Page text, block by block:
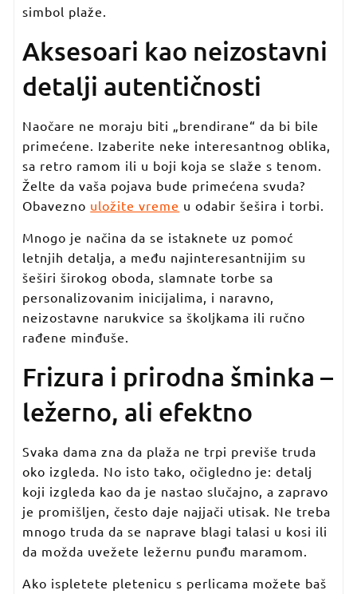
simbol plaže.
Aksesoari kao neizostavni
detalji autentičnosti
Naočare ne moraju biti „brendirane“ da bi bile
primećene. Izaberite neke interesantnog oblika,
sa retro ramom ili u boji koja se slaže s tenom.
Želte da vaša pojava bude primećena svuda?
Obavezno uložite vreme u odabir šešira i torbi.
Mnogo je načina da se istaknete uz pomoć
letnjih detalja, a među najinteresantnijim su
šeširi širokog oboda, slamnate torbe sa
personalizovanim inicijalima, i naravno,
neizostavne narukvice sa školjkama ili ručno
rađene minđuše.
Frizura i prirodna šminka –
ležerno, ali efektno
Svaka dama zna da plaža ne trpi previše truda
oko izgleda. No isto tako, očigledno je: detalj
koji izgleda kao da je nastao slučajno, a zapravo
je promišljen, često daje najjači utisak. Ne treba
mnogo truda da se naprave blagi talasi u kosi ili
da možda uvežete ležernu punđu maramom.
Ako ispletete pletenicu s perlicama možete baš